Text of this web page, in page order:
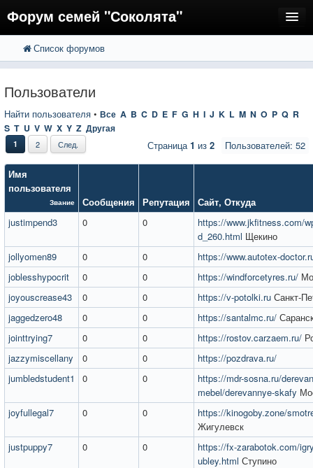
Форум семей "Соколята"
FAQ
Вход
Список форумов
Пользователи
Найти пользователя • Все A B C D E F G H I J K L M N O P Q R
S T U V W X Y Z Другая
Пользователей: 52
1 2 След. Страница1 из 2
Имя
пользователя
Звание Сообщения Репутация Сайт, Откуда
justimpend3
0 0
https://www.jkfitness.com/
d_260.html Щекино
jollyomen89
0 0
https://www.autotex-
joblesshypocrit
0 0 https://windforcetyres.ru/
joyouscrease43
0 0 https://v-potolki.ru Санкт-
jaggedzero48
0 0 https://santalmc.ru/
jointtrying7
0 0 https://rostov.carzaem.ru/
jazzymiscellany
0 0
https://pozdrava.ru/
jumbledstudent1
0 0
https://mdr-sosna.ru/
mebel/derevannye-skafy
joyfullegal7
0 0
https://kinogoby.zone/
Жигулевск
justpuppy7
0 0
https://fx-zarabotok.com/
ubley.html Ступино